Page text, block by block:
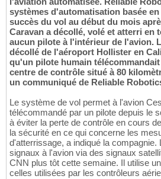
systèmes d'automatisation basée
succès du vol au début du mois
Caravan a décollé, volé et atterri en
aucun pilote à l'intérieur de l'avion.
décollé de l'aéroport Hollister en
qu'un pilote humain
centre de contrôle situé à 80
un communiqué de Reliable
Le système de vol permet à l'avion
télécommandé par un pilote depuis le
à éviter la perte de contrôle en cours
la sécurité en ce qui concerne les
d'atterrissage, a indiqué la compagnie.
signaux à l'avion via des signaux
CNN plus tôt cette semaine. Il utilise
celles utilisées par les contrôleurs